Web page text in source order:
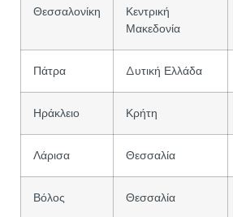
Θεσσαλονίκη
Κεντρική
Μακεδονία
Πάτρα Δυτική Ελλάδα
Ηράκλειο Κρήτη
Λάρισα Θεσσαλία
Βόλος Θεσσαλία